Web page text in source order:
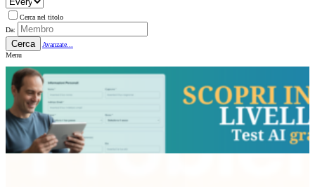
Cerca nel titolo
Da:
Cerca
Avanzate...
Menu